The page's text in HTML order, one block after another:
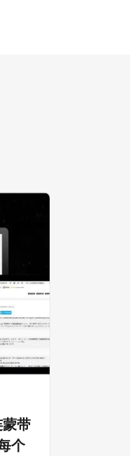
带
个